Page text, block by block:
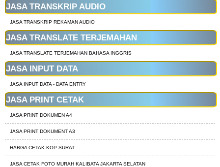
JASA TRANSKRIP AUDIO
JASA TRANSKRIP REKAMAN AUDIO
JASA TRANSLATE TERJEMAHAN
JASA TRANSLATE TERJEMAHAN BAHASA INGGRIS
JASA INPUT DATA
JASA INPUT DATA - DATA ENTRY
JASA PRINT CETAK
JASA PRINT DOKUMEN A4
JASA PRINT DOKUMENT A3
HARGA CETAK KOP SURAT
JASA CETAK FOTO MURAH KALIBATA JAKARTA SELATAN